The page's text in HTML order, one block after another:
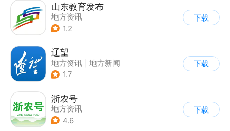
山东教育发布
地方资讯
1.2
下载
辽望
地方资讯
地方新闻
1.7
下载
浙农号
地方资讯
4.6
下载